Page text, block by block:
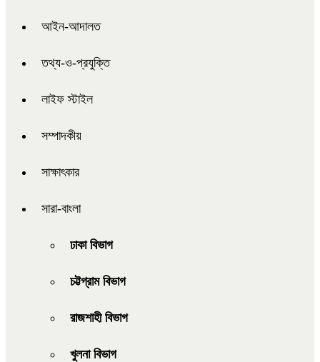
আইন-আদালত
তথ্য-ও-প্রযুক্তি
লাইফ স্টাইল
সম্পাদকীয়
সাক্ষাৎকার
সারা-বাংলা
ঢাকা বিভাগ
চট্টগ্রাম বিভাগ
রাজশাহী বিভাগ
খুলনা বিভাগ